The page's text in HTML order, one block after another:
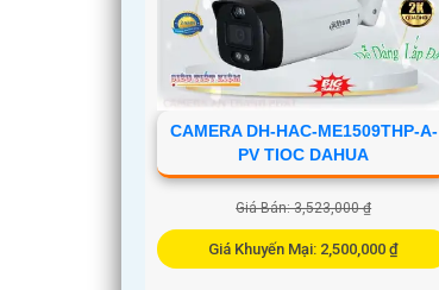
CAMERA DH-HAC-ME1509THP-A-
PV TIOC DAHUA
Giá Bán: 3,523,000 ₫
Giá Khuyến Mại: 2,500,000 ₫